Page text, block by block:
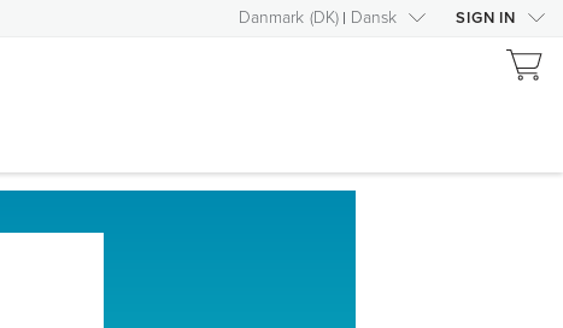
Danmark (DK) Dansk SIGN IN